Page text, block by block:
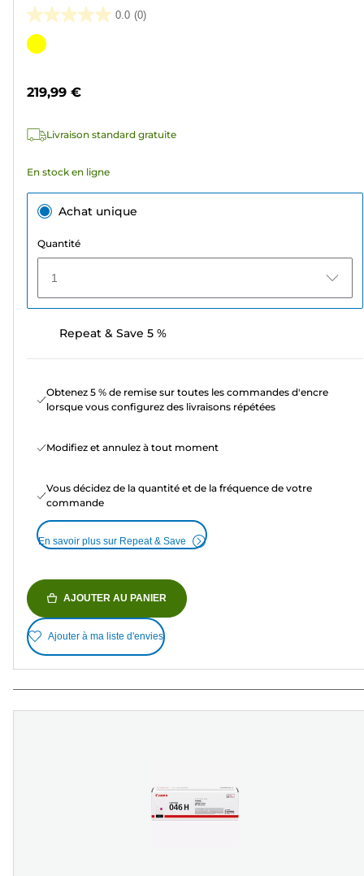
0.0 (0)
0.0
sur
Cartouche
219,99 €
Livraison standard gratuite
En stock en ligne
Achat unique
Quantité
1
Repeat & Save 5 %
Obtenez 5 % de remise sur toutes les commandes d'encre
lorsque vous configurez des livraisons répétées
Modifiez et annulez à tout moment
Vous décidez de la quantité et de la fréquence de votre
commande
En savoir plus sur Repeat & Save
AJOUTER AU PANIER
Ajouter à ma liste d'envies